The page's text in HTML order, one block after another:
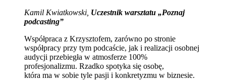
Kamil Kwiatkowski, Uczestnik warsztatu „Poznaj
podcasting”
Współpraca z Krzysztofem, zarówno po stronie
współpracy przy tym podcaście, jak i realizacji osobnej
audycji przebiegła w atmosferze 100%
profesjonalizmu. Rzadko spotyka się osobę,
która ma w sobie tyle pasji i konkretyzmu w biznesie.